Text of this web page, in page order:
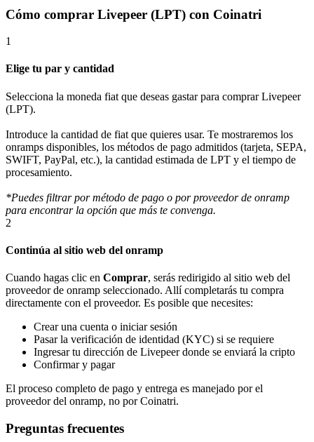
Cómo comprar Livepeer (LPT) con Coinatri
1
Elige tu par y cantidad
Selecciona la moneda fiat que deseas gastar para comprar Livepeer
(LPT).
Introduce la cantidad de fiat que quieres usar. Te mostraremos los
onramps disponibles, los métodos de pago admitidos (tarjeta, SEPA,
SWIFT, PayPal, etc.), la cantidad estimada de LPT y el tiempo de
procesamiento.
*Puedes filtrar por método de pago o por proveedor de onramp
para encontrar la opción que más te convenga.
2
Continúa al sitio web del onramp
Cuando hagas clic en Comprar, serás redirigido al sitio web del
proveedor de onramp seleccionado. Allí completarás tu compra
directamente con el proveedor. Es posible que necesites:
Crear una cuenta o iniciar sesión
Pasar la verificación de identidad (KYC) si se requiere
Ingresar tu dirección de Livepeer donde se enviará la cripto
Confirmar y pagar
El proceso completo de pago y entrega es manejado por el
proveedor del onramp, no por Coinatri.
Preguntas frecuentes